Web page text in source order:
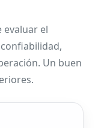
evaluar el
Un buen